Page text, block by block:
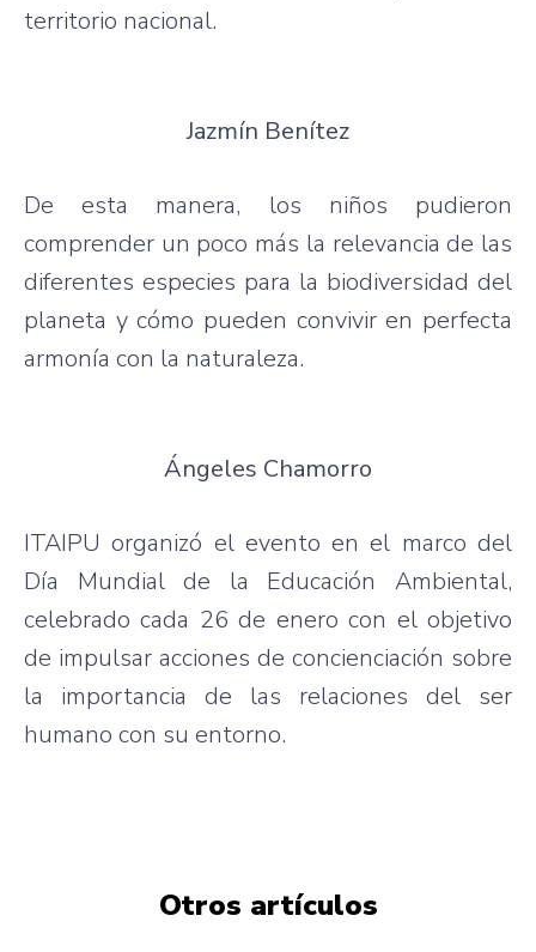
territorio nacional.
Jazmín Benítez
De esta manera, los niños pudieron
comprender un poco más la relevancia de las
diferentes especies para la biodiversidad del
planeta y cómo pueden convivir en perfecta
armonía con la naturaleza.
Ángeles Chamorro
ITAIPU organizó el evento en el marco del
Día Mundial de la Educación Ambiental,
celebrado cada 26 de enero con el objetivo
de impulsar acciones de concienciación sobre
la importancia de las relaciones del ser
humano con su entorno.
Otros artículos